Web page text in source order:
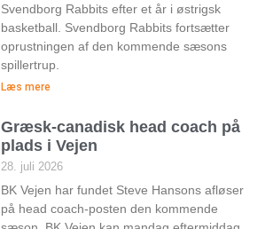
Svendborg Rabbits efter et år i østrigsk
basketball. Svendborg Rabbits fortsætter
oprustningen af den kommende sæsons
spillertrup.
Læs mere
Græsk-canadisk head coach på
plads i Vejen
28. juli 2026
BK Vejen har fundet Steve Hansons afløser
på head coach-posten den kommende